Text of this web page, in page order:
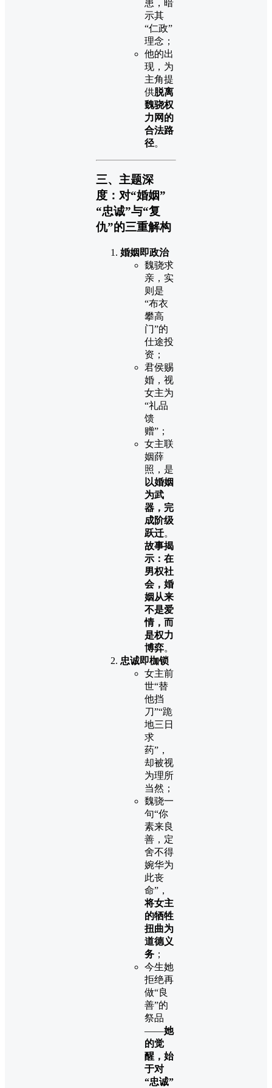
患，暗
示其
“仁政”
理念；
他的出
现，为
主角提
供脱离
魏骁权
力网的
合法路
径。
三、主题深
度：对“婚姻”
“忠诚”与“复
仇”的三重解构
婚姻即政治
魏骁求
亲，实
则是
“布衣
攀高
门”的
仕途投
资；
君侯赐
婚，视
女主为
“礼品
馈
赠”；
女主联
姻薛
照，是
以婚姻
为武
器，完
成阶级
跃迁。
故事揭
示：在
男权社
会，婚
姻从来
不是爱
情，而
是权力
博弈。
忠诚即枷锁
女主前
世“替
他挡
刀”“跪
地三日
求
药”，
却被视
为理所
当然；
魏骁一
句“你
素来良
善，定
舍不得
婉华为
此丧
命”，
将女主
的牺牲
扭曲为
道德义
务 ；
今生她
拒绝再
做“良
善”的
祭品
——她
的觉
醒，始
于对
“忠诚”